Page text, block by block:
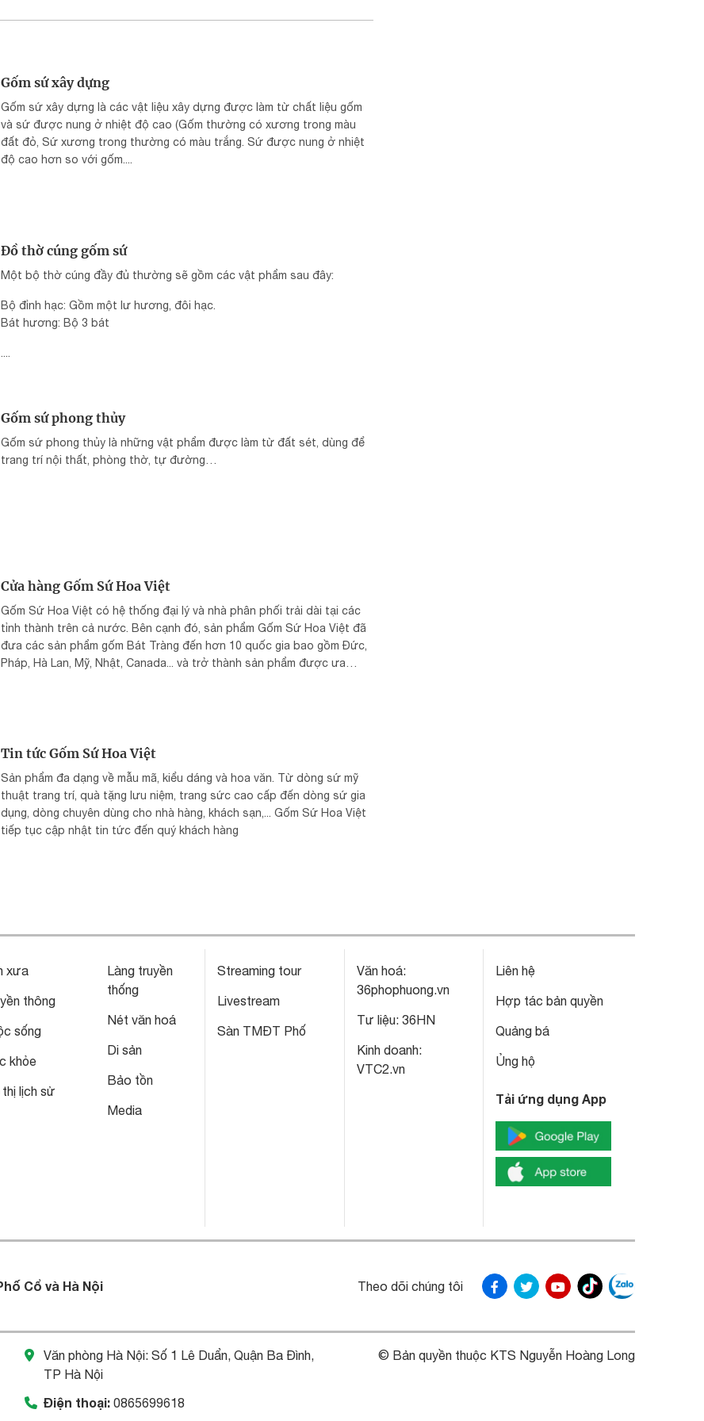
Gốm sứ xây dựng
Gốm sứ xây dựng là các vật liệu xây dựng được làm từ chất liệu gốm
và sứ được nung ở nhiệt độ cao (Gốm thường có xương trong màu
đất đỏ, Sứ xương trong thường có màu trắng. Sứ được nung ở nhiệt
độ cao hơn so với gốm....
Đồ thờ cúng gốm sứ
Một bộ thờ cúng đầy đủ thường sẽ gồm các vật phẩm sau đây:
Bộ đỉnh hạc: Gồm một lư hương, đôi hạc.
Bát hương: Bộ 3 bát
Gốm sứ phong thủy
Gốm sứ phong thủy là những vật phẩm được làm từ đất sét, dùng để
trang trí nội thất, phòng thờ, tự đường…
Cửa hàng Gốm Sứ Hoa Việt
Gốm Sứ Hoa Việt có hệ thống đại lý và nhà phân phối trải dài tại các
tỉnh thành trên cả nước. Bên cạnh đó, sản phẩm Gốm Sứ Hoa Việt đã
đưa các sản phẩm gốm Bát Tràng đến hơn 10 quốc gia bao gồm Đức,
Pháp, Hà Lan, Mỹ, Nhật, Canada... và trở thành sản phẩm được ưa
Tin tức Gốm Sứ Hoa Việt
Sản phẩm đa dạng về mẫu mã, kiểu dáng và hoa văn. Từ dòng sứ mỹ
thuật trang trí, quà tặng lưu niệm, trang sức cao cấp đến dòng sứ gia
dụng, dòng chuyên dùng cho nhà hàng, khách sạn,... Gốm Sứ Hoa Việt
tiếp tục cập nhật tin tức đến quý khách hàng
xưa
thông
sống
khỏe
lịch sử
Làng truyền
thống
Nét văn hoá
Di sản
Bảo tồn
Media
Streaming tour
Livestream
Sàn TMĐT Phố
Văn hoá:
36phophuong.vn
Tư liệu: 36HN
Kinh doanh:
VTC2.vn
Liên hệ
Hợp tác bản quyền
Quảng bá
Ủng hộ
Tải ứng dụng App
Cổ và Hà Nội Theo dõi chúng tôi
Văn phòng Hà Nội: Số 1 Lê Duẩn, Quận Ba Đình,
TP Hà Nội
Điện thoại: 0865699618
© Bản quyền thuộc KTS Nguyễn Hoàng Long